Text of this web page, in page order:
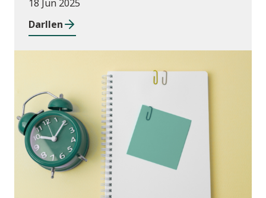
18 Jun 2025
Darllen
Newyddion